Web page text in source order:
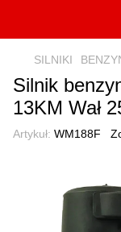
SILNIKI
Silnik
13KM Wał
Artykuł: WM188F